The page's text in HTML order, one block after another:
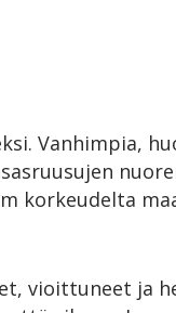
Vanhimpia,
korkeudelta
vioittuneet ja